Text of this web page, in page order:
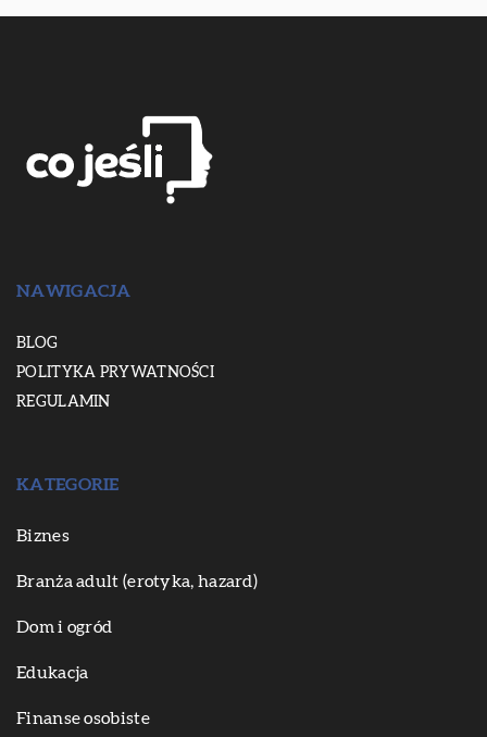
NAWIGACJA
BLOG
POLITYKA PRYWATNOŚCI
REGULAMIN
KATEGORIE
Biznes
Branża adult (erotyka, hazard)
Dom i ogród
Edukacja
Finanse osobiste